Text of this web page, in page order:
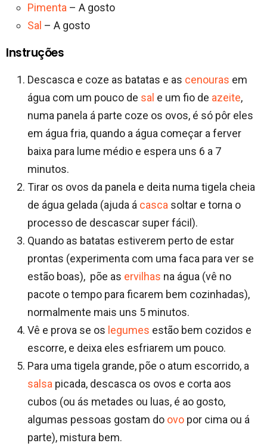
Pimenta – A gosto
Sal – A gosto
Instruções
Descasca e coze as batatas e as cenouras em
água com um pouco de sal e um fio de azeite,
numa panela á parte coze os ovos, é só pôr eles
em água fria, quando a água começar a ferver
baixa para lume médio e espera uns 6 a 7
minutos.
Tirar os ovos da panela e deita numa tigela cheia
de água gelada (ajuda á casca soltar e torna o
processo de descascar super fácil).
Quando as batatas estiverem perto de estar
prontas (experimenta com uma faca para ver se
estão boas), põe as ervilhas na água (vê no
pacote o tempo para ficarem bem cozinhadas),
normalmente mais uns 5 minutos.
Vê e prova se os legumes estão bem cozidos e
escorre, e deixa eles esfriarem um pouco.
Para uma tigela grande, põe o atum escorrido, a
salsa picada, descasca os ovos e corta aos
cubos (ou ás metades ou luas, é ao gosto,
algumas pessoas gostam do ovo por cima ou á
parte), mistura bem.